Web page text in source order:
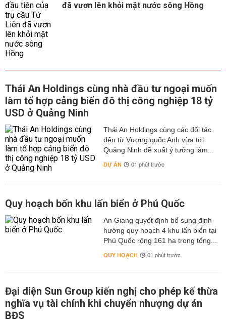
đã vươn lên khỏi mặt nước sông Hồng
Thái An Holdings cùng nhà đầu tư ngoại muốn
làm tổ hợp cảng biển đô thị công nghiệp 18 tỷ
USD ở Quảng Ninh
Thái An Holdings cùng các đối tác
đến từ Vương quốc Anh vừa tới
Quảng Ninh đề xuất ý tưởng làm...
DỰ ÁN 01 phút trước
Quy hoạch bốn khu lấn biển ở Phú Quốc
An Giang quyết định bổ sung định
hướng quy hoạch 4 khu lấn biển tại
Phú Quốc rộng 161 ha trong tổng...
QUY HOẠCH 01 phút trước
Đại diện Sun Group kiến nghị cho phép kế thừa
nghĩa vụ tài chính khi chuyển nhượng dự án
BĐS